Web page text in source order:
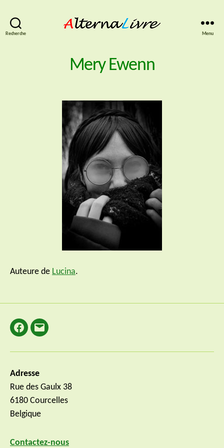
Recherche Menu
Mery Ewenn
Auteure de Lucina.
Facebook
E-
Adresse
Rue des Gaulx 38
6180 Courcelles
Belgique
Contactez-nous